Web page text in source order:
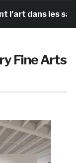
dans les salles
Fine Arts